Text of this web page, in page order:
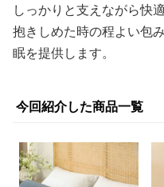
しっかりと支えながら快
抱きしめた時の程よい包
眠を提供します。
今回紹介した商品一覧